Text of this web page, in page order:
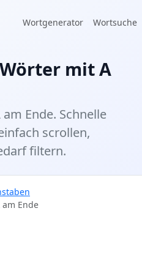
Wortgenerator Wortsuche
mit A
Ende. Schnelle
scrollen,
filtern.
Ende